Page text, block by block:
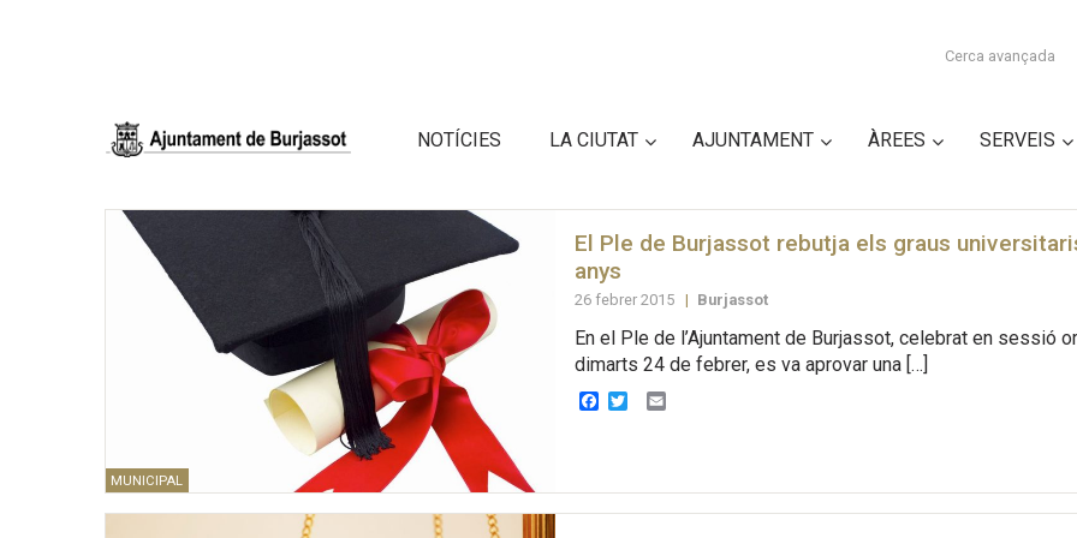
Cerca avançada
NOTÍCIES LA CIUTAT AJUNTAMENT ÀREES SERVEIS
MUNICIPAL
El Ple de Burjassot rebutja els graus
anys
26 febrer 2015 | Burjassot
En el Ple de l’Ajuntament de Burjassot, celebrat en sessió
dimarts 24 de febrer, es va aprovar una […]
Facebook
TwitterEmail